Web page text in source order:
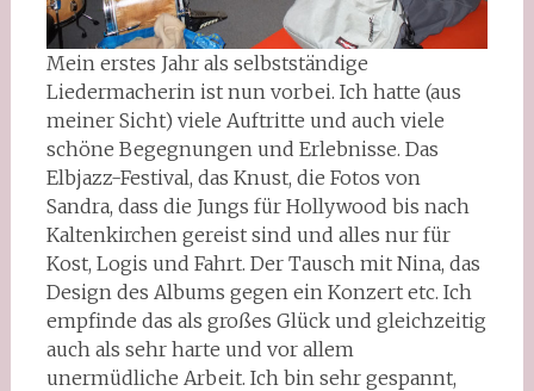
Mein erstes Jahr als selbstständige
Liedermacherin ist nun vorbei. Ich hatte (aus
meiner Sicht) viele Auftritte und auch viele
schöne Begegnungen und Erlebnisse. Das
Elbjazz-Festival, das Knust, die Fotos von
Sandra, dass die Jungs für Hollywood bis nach
Kaltenkirchen gereist sind und alles nur für
Kost, Logis und Fahrt. Der Tausch mit Nina, das
Design des Albums gegen ein Konzert etc. Ich
empfinde das als großes Glück und gleichzeitig
auch als sehr harte und vor allem
unermüdliche Arbeit. Ich bin sehr gespannt,